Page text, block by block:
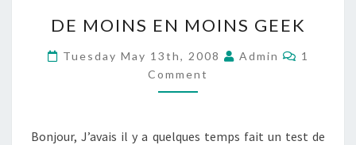
MOINS
EN
MOINS
GEEK
DE MOINS EN MOINS GEEK
Tuesday May 13th, 2008 Admin
1
Comment
Bonjour, J’avais il y a quelques temps fait un test de